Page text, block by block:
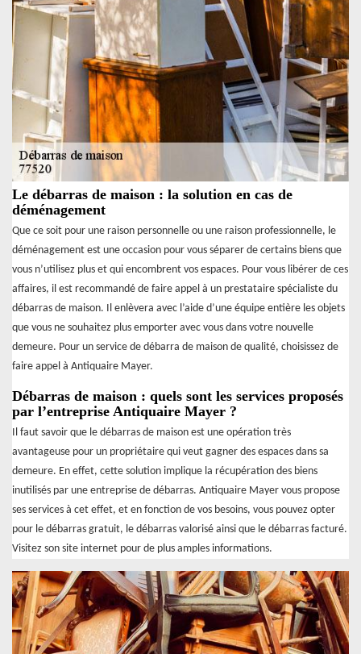
Le débarras de maison : la solution en cas de
déménagement
Que ce soit pour une raison personnelle ou une raison professionnelle, le
déménagement est une occasion pour vous séparer de certains biens que
vous n’utilisez plus et qui encombrent vos espaces. Pour vous libérer de ces
affaires, il est recommandé de faire appel à un prestataire spécialiste du
débarras de maison. Il enlèvera avec l’aide d’une équipe entière les objets
que vous ne souhaitez plus emporter avec vous dans votre nouvelle
demeure. Pour un service de débarra de maison de qualité, choisissez de
faire appel à Antiquaire Mayer.
Débarras de maison : quels sont les services proposés
par l’entreprise Antiquaire Mayer ?
Il faut savoir que le débarras de maison est une opération très
avantageuse pour un propriétaire qui veut gagner des espaces dans sa
demeure. En effet, cette solution implique la récupération des biens
inutilisés par une entreprise de débarras. Antiquaire Mayer vous propose
ses services à cet effet, et en fonction de vos besoins, vous pouvez opter
pour le débarras gratuit, le débarras valorisé ainsi que le débarras facturé.
Visitez son site internet pour de plus amples informations.